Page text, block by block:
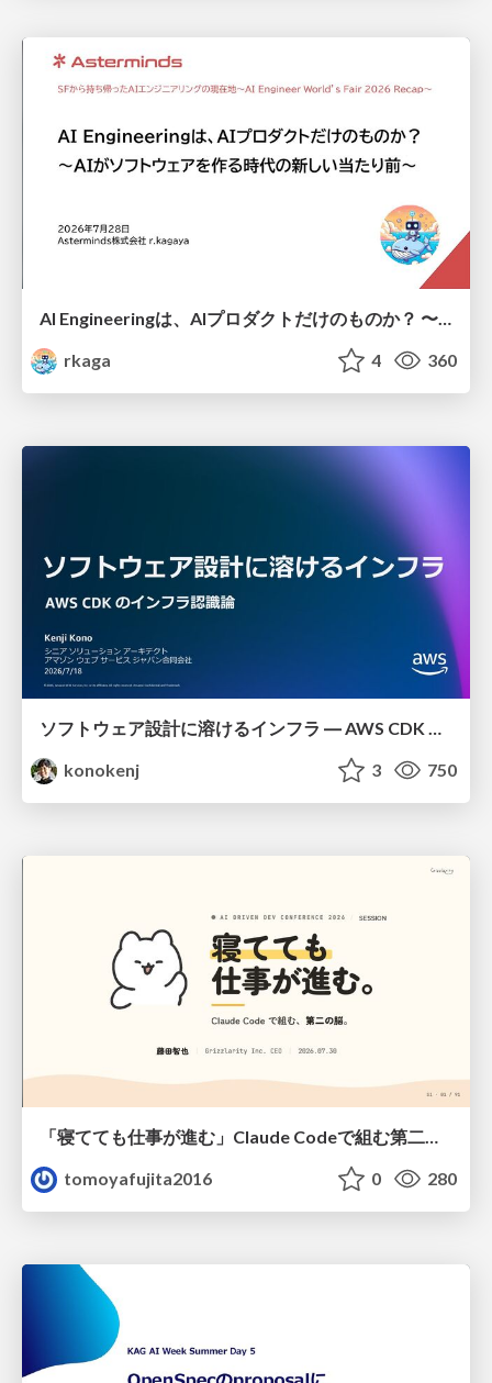
AI Engineeringは、AIプロダクトだけのものか？ 〜AIがソフトウェアを作る時代の新しい当たり前〜 / No AI in your product. AI Engineering in your development.
rkaga
4 360
konokenj
3 750
「寝てても仕事が進む」Claude Codeで組む第二の脳
tomoyafujita2016
0 280